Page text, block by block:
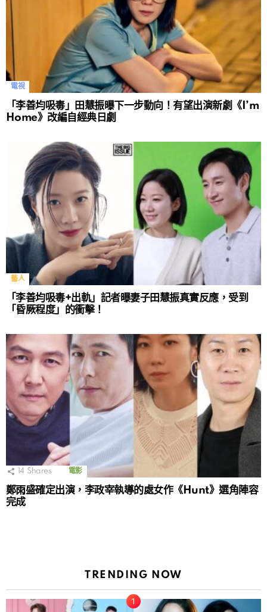
電視
「李善均吸毒」田慧振曝下一步動向！有望出演新劇《I’m
Home》改編自經典日劇
藝人
「李善均吸毒+出軌」記者曝妻子田慧振真實反應，受到
「昏厥程度」的衝擊！
14 Shares 電影
鄭雨盛確定出演，李政宰執導的處女作《Hunt》選角陣容
完成
TRENDING NOW